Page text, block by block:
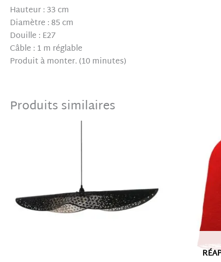
Hauteur : 33 cm
Diamètre : 85 cm
Douille : E27
Câble : 1 m réglable
Produit à monter. (10 minutes)
Produits similaires